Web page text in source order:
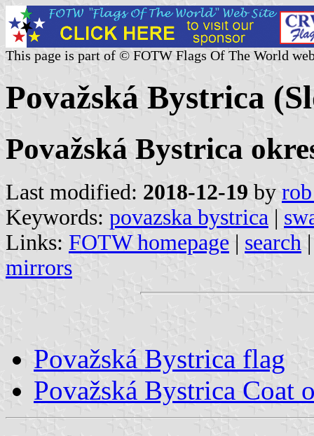
This page is part of © FOTW Flags Of The World
Považská Bystrica
Považská Bystrica
Last modified: 2018-12-19 by
Keywords: povazska bystrica |
Links: FOTW homepage | search
mirrors
Považská Bystrica flag
Považská Bystrica Coat